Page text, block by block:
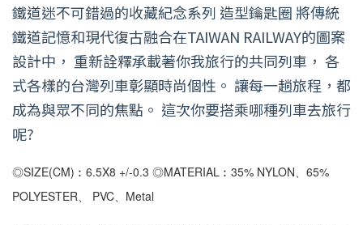
鐵道迷不可錯過的收藏紀念系列 造型鑰匙圈 將傳統
鐵道記憶和現代復古融合在TAIWAN RAILWAY的圖案
設計中， 重新詮釋承載著你我旅行的共同列車， 各
式各樣的台灣列車彰顯時尚個性。 讓每一趟旅程，都
成為與眾不同的焦點。 這次你要搭乘哪種列車去旅行
呢?
◎SIZE(CM)︰6.5X8 +/-0.3 ◎MATERIAL︰35% NYLON、65%
POLYESTER、 PVC、Metal